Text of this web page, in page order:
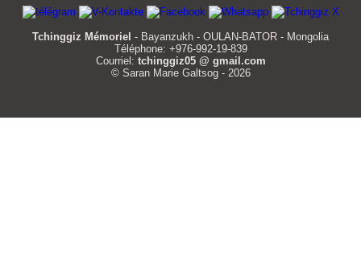
Tchinggiz Mémoriel - Bayanzukh - OULAN-BATOR - Mongolia
Téléphone: +976-992-19-839
Courriel: tchinggiz05 @ gmail.com
© Saran Marie Galtsog - 2026